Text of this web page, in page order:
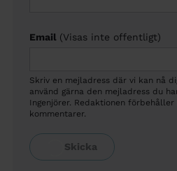
Email (Visas inte offentligt)
Skriv en mejladress där vi kan nå
använd gärna den mejladress du
Ingenjörer. Redaktionen
kommentarer.